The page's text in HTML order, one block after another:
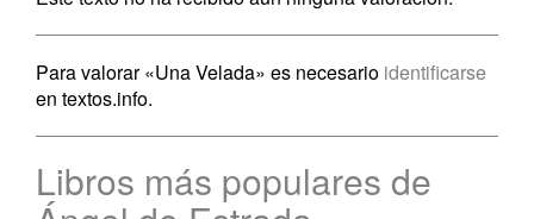
Para valorar «Una Velada» es necesario identificarse
en textos.info.
Libros más populares de